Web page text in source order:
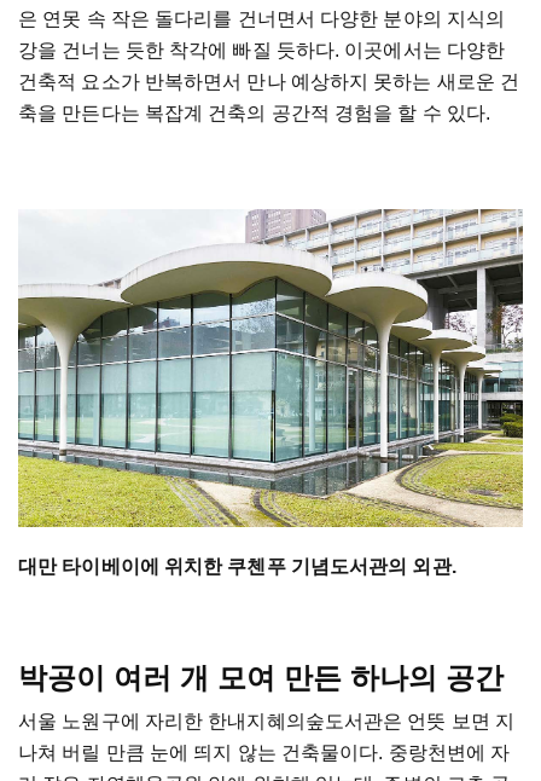
은 연못 속 작은 돌다리를 건너면서 다양한 분야의 지식의
강을 건너는 듯한 착각에 빠질 듯하다. 이곳에서는 다양한
건축적 요소가 반복하면서 만나 예상하지 못하는 새로운 건
축을 만든다는 복잡계 건축의 공간적 경험을 할 수 있다.
대만 타이베이에 위치한 쿠첸푸 기념도서관의 외관.
박공이 여러 개 모여 만든 하나의 공간
서울 노원구에 자리한 한내지혜의숲도서관은 언뜻 보면 지
나쳐 버릴 만큼 눈에 띄지 않는 건축물이다. 중랑천변에 자